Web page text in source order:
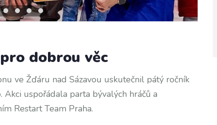
dobrou věc
ve Žďáru nad Sázavou uskutečnil pátý ročník
uspořádala parta bývalých hráčů a
Restart Team Praha.